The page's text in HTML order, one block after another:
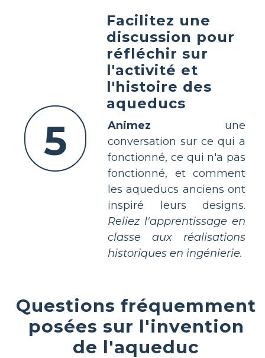
5
Facilitez une
discussion pour
réfléchir sur
l'activité et
l'histoire des
aqueducs
Animez une
conversation sur ce qui a
fonctionné, ce qui n'a pas
fonctionné, et comment
les aqueducs anciens ont
inspiré leurs designs.
Reliez l'apprentissage en
classe aux réalisations
historiques en ingénierie.
Questions fréquemment
posées sur l'invention
de l'aqueduc